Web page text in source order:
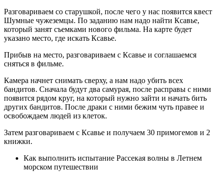
Разговариваем со старушкой, после чего у нас появится квест
Шумные чужеземцы. По заданию нам надо найти Ксавье,
который занят съемками нового фильма. На карте будет
указано место, где искать Ксавье.
Прибыв на место, разговариваем с Ксавье и соглашаемся
сняться в фильме.
Камера начнет снимать сверху, а нам надо убить всех
бандитов. Сначала будут два самурая, после расправы с ними
появится рядом круг, на который нужно зайти и начать бить
других бандитов. После драки с ними бежим чуть правее и
освобождаем людей из клеток.
Затем разговариваем с Ксавье и получаем 30 примогемов и 2
книжки.
Как выполнить испытание Рассекая волны в Летнем
морском путешествии